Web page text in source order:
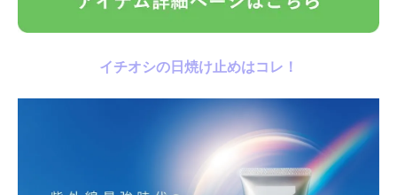
イチオシの日焼け止めはコレ！